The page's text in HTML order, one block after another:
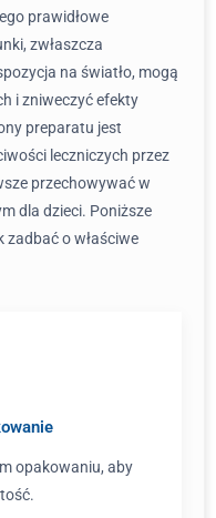
prawidłowe
zwłaszcza
na światło, mogą
i zniweczyć efekty
preparatu jest
leczniczych przez
przechowywać w
dla dzieci. Poniższe
zadbać o właściwe
opakowaniu, aby